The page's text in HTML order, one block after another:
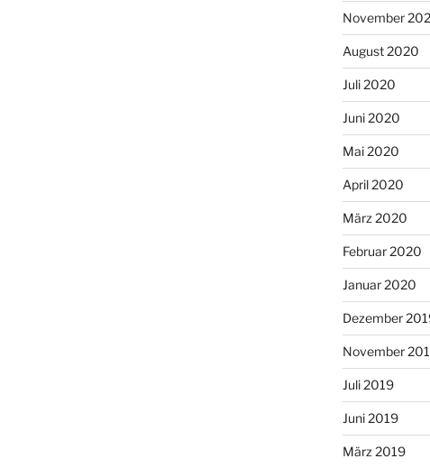
November
August 2020
Juli 2020
Juni 2020
Mai 2020
April 2020
März 2020
Februar 2020
Januar 2020
Dezember
November
Juli 2019
Juni 2019
März 2019